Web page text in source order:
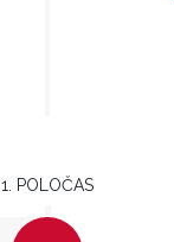
1. POLOČAS